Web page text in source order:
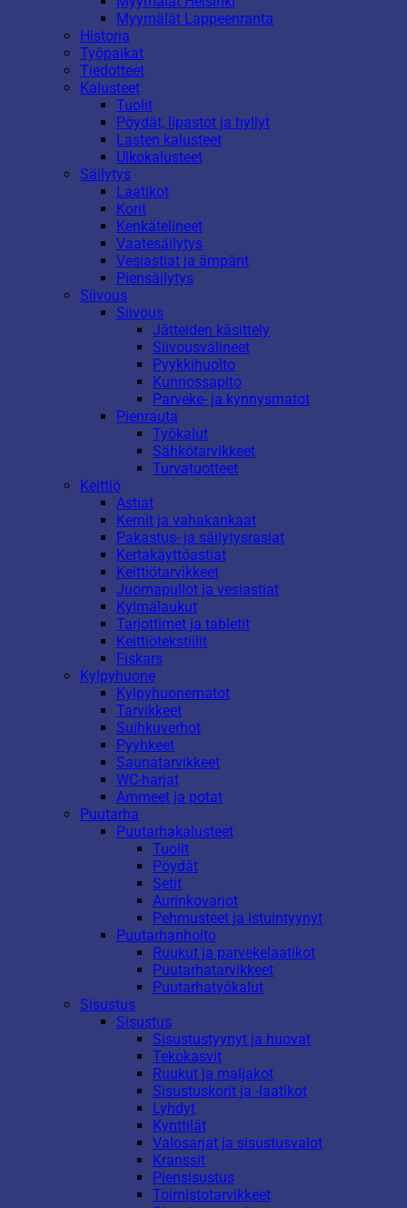
Myymälät Lappeenranta
Historia
Työpaikat
Tiedotteet
Kalusteet
Tuolit
Pöydät, lipastot ja hyllyt
Lasten kalusteet
Ulkokalusteet
Säilytys
Laatikot
Korit
Kenkätelineet
Vaatesäilytys
Vesiastiat ja ämpärit
Piensäilytys
Siivous
Siivous
Jätteiden käsittely
Siivousvälineet
Pyykkihuolto
Kunnossapito
Parveke- ja kynnysmatot
Pienrauta
Työkalut
Sähkötarvikkeet
Turvatuotteet
Keittiö
Astiat
Kernit ja vahakankaat
Pakastus- ja säilytysrasiat
Kertakäyttöastiat
Keittiötarvikkeet
Juomapullot ja vesiastiat
Kylmälaukut
Tarjottimet ja tabletit
Keittiötekstiilit
Fiskars
Kylpyhuone
Kylpyhuonematot
Tarvikkeet
Suihkuverhot
Pyyhkeet
Saunatarvikkeet
WC-harjat
Ammeet ja potat
Puutarha
Puutarhakalusteet
Tuolit
Pöydät
Setit
Aurinkovarjot
Pehmusteet ja istuintyynyt
Puutarhanhoito
Ruukut ja parvekelaatikot
Puutarhatarvikkeet
Puutarhatyökalut
Sisustus
Sisustus
Sisustustyynyt ja huovat
Tekokasvit
Ruukut ja maljakot
Sisustuskorit ja -laatikot
Lyhdyt
Kynttilät
Valosarjat ja sisustusvalot
Kranssit
Piensisustus
Toimistotarvikkeet